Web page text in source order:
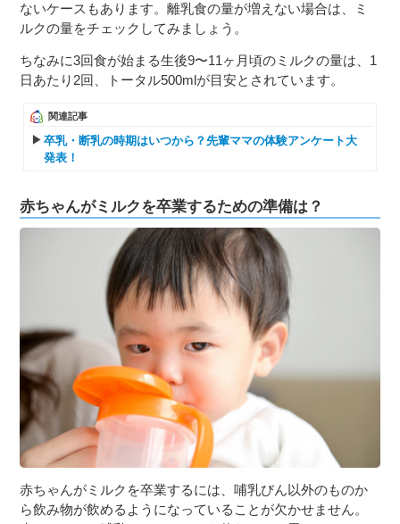
ないケースもあります。離乳食の量が増えない場合は、ミ
ルクの量をチェックしてみましょう。
ちなみに3回食が始まる生後9〜11ヶ月頃のミルクの量は、1
日あたり2回、トータル500mlが目安とされています。
関連記事
卒乳・断乳の時期はいつから？先輩ママの体験アンケート大
発表！
赤ちゃんがミルクを卒業するための準備は？
赤ちゃんがミルクを卒業するには、哺乳びん以外のものか
ら飲み物が飲めるようになっていることが欠かせません。